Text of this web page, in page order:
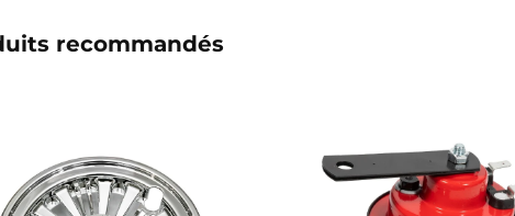
recommandés